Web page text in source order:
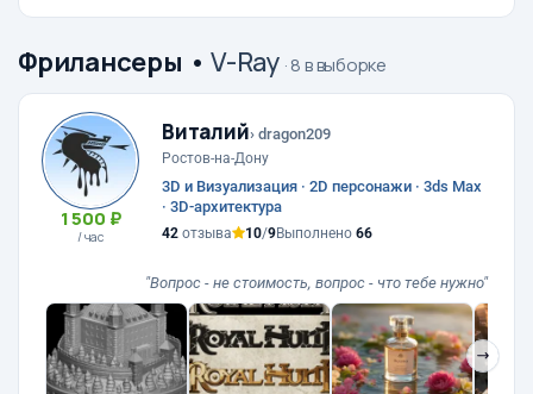
Фрилансеры •V-Ray · 8 в выборке
1 500 ₽
/ час
Виталий› dragon209
Ростов-на-Дону
3D и Визуализация · 2D персонажи · 3ds Max
· 3D-архитектура
42 отзыва 10/9Выполнено 66
"Вопрос - не стоимость, вопрос - что тебе нужно"
❯